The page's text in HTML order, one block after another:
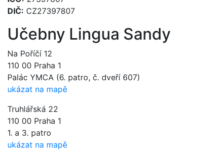
DIČ: CZ27397807
Učebny Lingua Sandy
Na Poříčí 12
110 00 Praha 1
Palác YMCA (6. patro, č. dveří 607)
ukázat na mapě
Truhlářská 22
110 00 Praha 1
1. a 3. patro
ukázat na mapě